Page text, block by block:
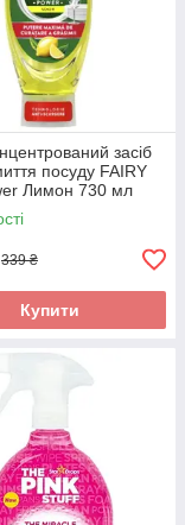
засіб
посуду FAIRY
Лимон 730 мл
339 ₴
Купити